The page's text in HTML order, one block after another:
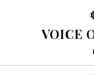
VOICE